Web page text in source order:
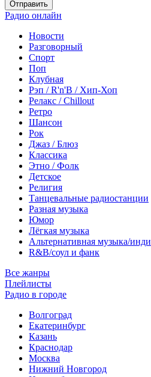
Отправить
Радио онлайн
Новости
Разговорный
Спорт
Поп
Клубная
Рэп / R'n'B / Хип-Хоп
Релакс / Chillout
Ретро
Шансон
Рок
Джаз / Блюз
Классика
Этно / Фолк
Детское
Религия
Танцевальные радиостанции
Разная музыка
Юмор
Лёгкая музыка
Альтернативная музыка/инди
R&B/cоул и фанк
Все жанры
Плейлисты
Радио в городе
Волгоград
Екатеринбург
Казань
Краснодар
Москва
Нижний Новгород